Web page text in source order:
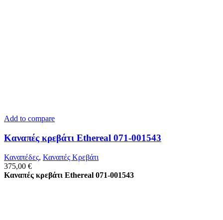
Add to compare
Καναπές κρεβάτι Ethereal 071-001543
Καναπέδες, Καναπές Κρεβάτι
375,00 €
Καναπές κρεβάτι Ethereal 071-001543